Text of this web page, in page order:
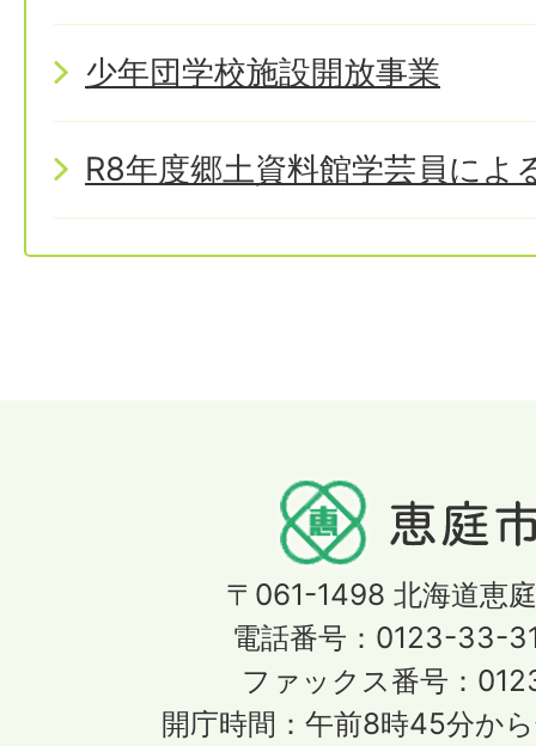
少年団学校施設開放事業
R8年度郷土資料館学芸員によ
〒061-1498 北海道恵
電話番号：0123-33-
ファックス番号：
開庁時間：午前8時45分か